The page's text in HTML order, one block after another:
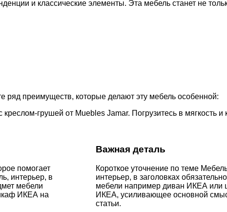
и классические элементы. Эта мебель станет не
ряд преимуществ, которые делают эту мебель особенной:
грушей от Muebles Jamar. Погрузитесь в мягкость и
помогает
интерьер, в
мебели
ИКЕА на
Важная деталь
Короткое уточнение по теме
интерьер, в заголовках
мебели например диван ИКЕА или
ИКЕА, усиливающее основной
статьи.